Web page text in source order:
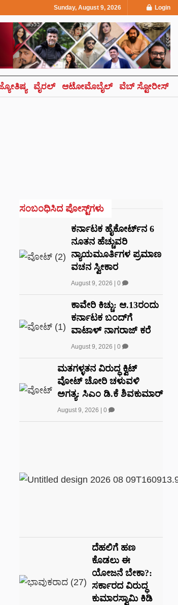
Sunday, August 9, 2026 Login
ವೈರಲ್ ಆಟೋಮೊಬೈಲ್ ವೆಬ್ ಸ್ಟೋರೀಸ್
ಸಂಬಂಧಿಸಿದ ಪೋಸ್ಟ್‌ಗಳು
ಕರ್ನಾಟಕ ಹೈಕೋರ್ಟ್‌ನ 6
ನೂತನ ಹೆಚ್ಚುವರಿ
ನ್ಯಾಯಮೂರ್ತಿಗಳ ಪ್ರಮಾಣ
ವಚನ ಸ್ವೀಕಾರ
August 9, 2026 0
ಕಾವೇರಿ ಕಿಚ್ಚು: ಆ.13ರಂದು
ಕರ್ನಾಟಕ ಬಂದ್‌ಗೆ
ವಾಟಾಳ್ ನಾಗರಾಜ್ ಕರೆ
August 9, 2026 0
ಮತಗಳ್ಳತನ ವಿರುದ್ಧ ಕ್ವಿಟ್
ವೋಟ್ ಚೋರಿ ಚಳುವಳಿ
ಅಗತ್ಯ: ಸಿಎಂ ಡಿ.ಕೆ ಶಿವಕುಮಾರ್
August 9, 2026 0
ದೆಹಲಿಗೆ ಹಣ
ಕೊಡಲು ಈ
ಯೋಜನೆ ಬೇಕಾ?:
ಸರ್ಕಾರದ ವಿರುದ್ಧ
ಕುಮಾರಸ್ವಾಮಿ ಕಿಡಿ